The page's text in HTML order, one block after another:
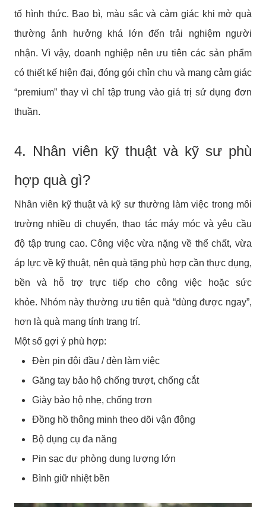
tố hình thức. Bao bì, màu sắc và cảm giác khi mở quà
thường ảnh hưởng khá lớn đến trải nghiệm người
nhận. Vì vậy, doanh nghiệp nên ưu tiên các sản phẩm
có thiết kế hiện đại, đóng gói chỉn chu và mang cảm giác
“premium” thay vì chỉ tập trung vào giá trị sử dụng đơn
thuần.
4. Nhân viên kỹ thuật và kỹ sư phù
hợp quà gì?
Nhân viên kỹ thuật và kỹ sư thường làm việc trong môi
trường nhiều di chuyển, thao tác máy móc và yêu cầu
độ tập trung cao. Công việc vừa nặng về thể chất, vừa
áp lực về kỹ thuật, nên quà tặng phù hợp cần thực dụng,
bền và hỗ trợ trực tiếp cho công việc hoặc sức
khỏe. Nhóm này thường ưu tiên quà “dùng được ngay”,
hơn là quà mang tính trang trí.
Một số gợi ý phù hợp:
Đèn pin đội đầu / đèn làm việc
Găng tay bảo hộ chống trượt, chống cắt
Giày bảo hộ nhẹ, chống trơn
Đồng hồ thông minh theo dõi vận động
Bộ dụng cụ đa năng
Pin sạc dự phòng dung lượng lớn
Bình giữ nhiệt bền